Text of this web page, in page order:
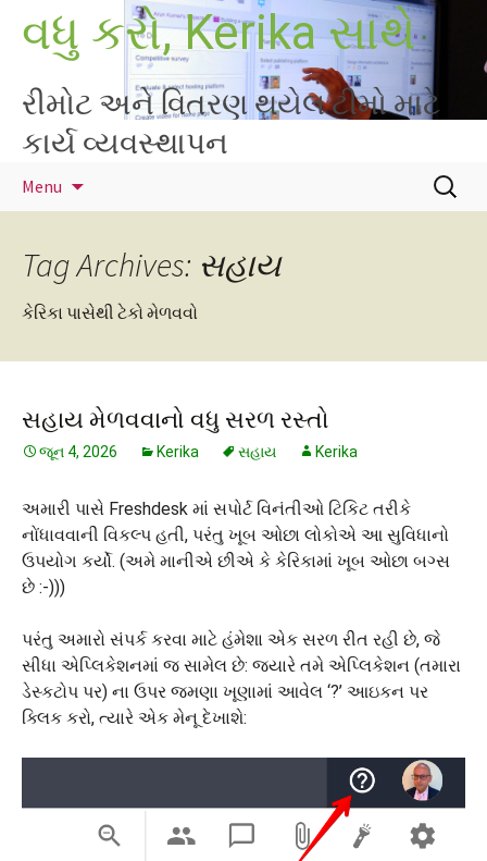
content
વધુ કરો, Kerika સાથે
રીમોટ અને વિતરણ થયેલ ટીમો માટે
કાર્ય વ્યવસ્થાપન
Menu
માટે
શોધો
Tag Archives: સહાય
કેરિકા પાસેથી ટેકો મેળવવો
સહાય મેળવવાનો વધુ સરળ રસ્તો
જૂન 4, 2026 Kerika સહાય Kerika
અમારી પાસે Freshdesk માં સપોર્ટ વિનંતીઓ ટિકિટ તરીકે
નોંધાવવાની વિકલ્પ હતી, પરંતુ ખૂબ ઓછા લોકોએ આ સુવિધાનો
ઉપયોગ કર્યો. (અમે માનીએ છીએ કે કેરિકામાં ખૂબ ઓછા બગ્સ
છે :-)))
પરંતુ અમારો સંપર્ક કરવા માટે હંમેશા એક સરળ રીત રહી છે, જે
સીધા એપ્લિકેશનમાં જ સામેલ છે: જ્યારે તમે એપ્લિકેશન (તમારા
ડેસ્કટોપ પર) ના ઉપર જમણા ખૂણામાં આવેલ ‘?’ આઇકન પર
ક્લિક કરો, ત્યારે એક મેનૂ દેખાશે: